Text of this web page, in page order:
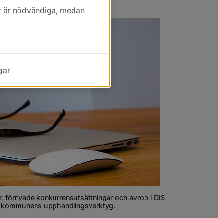
förnyade konkurrensutsättningar och avrop i DIS
upphandlingsverktyg.
nödvändiga, medan